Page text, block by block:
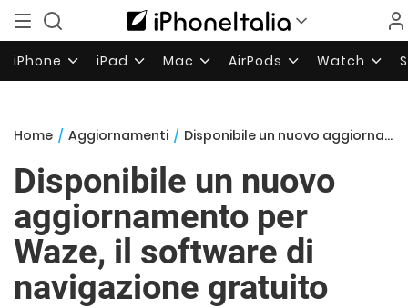
iPhone iPad Mac AirPods Watch
Home / Aggiornamenti / Disponibile un nuovo aggiornamento per Waze, il software di navigazione gratuito
Disponibile un nuovo
aggiornamento per
Waze, il software di
navigazione gratuito